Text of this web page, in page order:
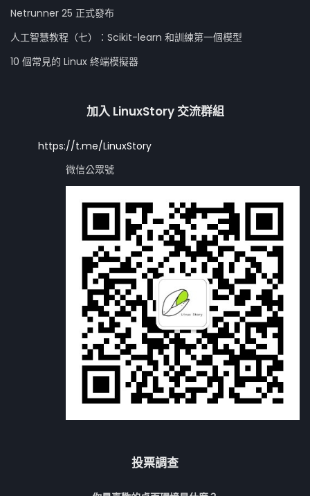
Netrunner 25 正式發布
人工智慧教程（七）：Scikit-learn 和訓練第一個模型
10 個常見的 Linux 終端模擬器
加入 LinuxStory 交流群組
https://t.me/LinuxStory
微信公眾號
投票調查